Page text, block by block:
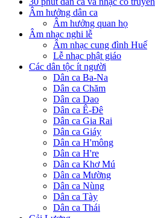
Âm hưởng dân ca
Âm hưởng quan họ
Âm nhạc nghi lễ
Âm nhạc cung đình Huế
Lễ nhạc phật giáo
Các dân tộc ít người
Dân ca Ba-Na
Dân ca Chăm
Dân ca Dao
Dân ca Ê-Đê
Dân ca Gia Rai
Dân ca Giáy
Dân ca H'mông
Dân ca H're
Dân ca Khơ Mú
Dân ca Mường
Dân ca Nùng
Dân ca Tày
Dân ca Thái